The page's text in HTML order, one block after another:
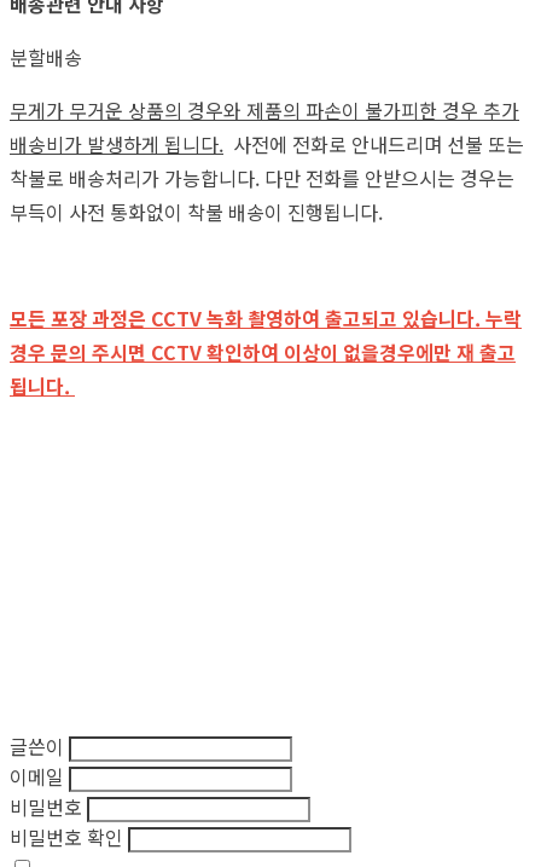
분할배송
무게가 무거운 상품의 경우와 제품의 파손이 불가피한 경우 추가
배송비가 발생하게 됩니다. 사전에 전화로 안내드리며 선불 또는
착불로 배송처리가 가능합니다. 다만 전화를 안받으시는 경우는
부득이 사전 통화없이 착불 배송이 진행됩니다.
모든 포장 과정은 CCTV 녹화 촬영하여 출고되고 있습니다. 누락
경우 문의 주시면 CCTV 확인하여 이상이 없을경우에만 재 출고
됩니다.
글쓴이
이메일
비밀번호
비밀번호 확인